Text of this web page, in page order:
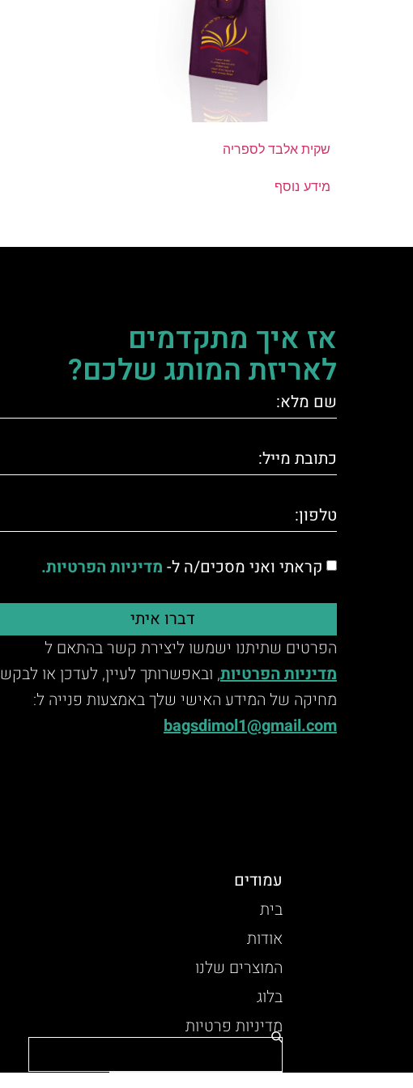
שקית אלבד לספריה
מידע נוסף
אז איך מתקדמים
לאריזת המותג שלכם?
קראתי ואני מסכים/ה ל- מדיניות הפרטיות.
דברו איתי
הפרטים שתיתנו ישמשו ליצירת קשר בהתאם ל
מדיניות הפרטיות, ובאפשרותך לעיין, לעדכן או לבקש
מחיקה של המידע האישי שלך באמצעות פנייה ל:
bagsdimol1@gmail.com
עמודים
בית
אודות
המוצרים שלנו
בלוג
מדיניות פרטיות